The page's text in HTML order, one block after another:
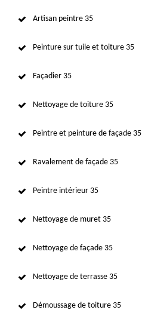
Artisan peintre 35
Peinture sur tuile et toiture 35
Façadier 35
Nettoyage de toiture 35
Peintre et peinture de façade 35
Ravalement de façade 35
Peintre intérieur 35
Nettoyage de muret 35
Nettoyage de façade 35
Nettoyage de terrasse 35
Démoussage de toiture 35